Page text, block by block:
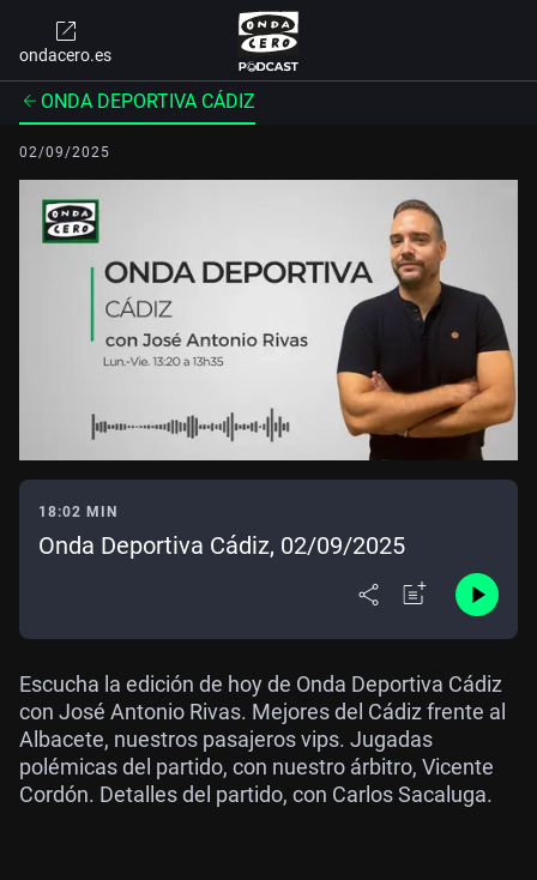
ondacero.es
ONDA DEPORTIVA CÁDIZ
02/09/2025
18:02 MIN
Onda Deportiva Cádiz, 02/09/2025
Escucha la edición de hoy de Onda Deportiva Cádiz
con José Antonio Rivas. Mejores del Cádiz frente al
Albacete, nuestros pasajeros vips. Jugadas
polémicas del partido, con nuestro árbitro, Vicente
Cordón. Detalles del partido, con Carlos Sacaluga.